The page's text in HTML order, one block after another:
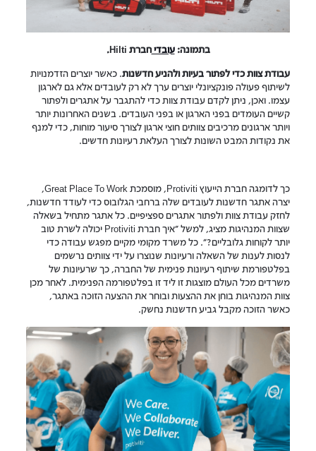
בתמונה:עובדיחברת Hilti.
עבודת צוות כדי לפתור בעיות ולהניע חדשנות. כאשר יוצרים הזדמנויות
לשיתוף פעולה פונקציונלי יוצרים ערך לא רק לעובדים אלא גם לארגון
עצמו. ואכן, ניתן לקדם עבודת צוות כדי להתגבר על אתגרים ולפתור
קשיים העומדים בפני הארגון או בפני העובדים. בשנים האחרונות יותר
ויותר ארגונים מרכיבים צוותים חוצי ארגון לצורך סיעור מוחות, כדי למנף
את נקודות המבט השונות לצורך העלאת רעיונות חדשים.
כך לדומגה חברת הייעוץ Protiviti, מוסמכת Great Place To Work,
יצרה אתגר חדשנות לעובדים שלה ברחבי הגלובוס כדי לעודד חדשנות,
לחזק עבודת צוות ולפתור אתגרים ספציפיים. כל אתגר מתחיל בשאלה
שצוות המנהיגות מציג, למשל "איך חברת Protiviti יכולה לשרת טוב
יותר לקוחות גלובליים?". כל משרד מקומי מקיים מפגש עבודה כדי
לנסות לענות של השאלה ורעיונות שנוצרו על ידי צוותים נרשמים
בפלטפורמת שיתוף רעיונות פנימית של החברה, כך שרעיונות של
משרדים מכל העולם מוצגות זו ליד זו בפלטפורמה הפנימית. לאחר מכן
צוות המנהיגות בוחן את ההצעות ובוחר את ההצעה הזוכה באתגר,
כאשר הזוכה מקבל גביע חדשנות נחשק.